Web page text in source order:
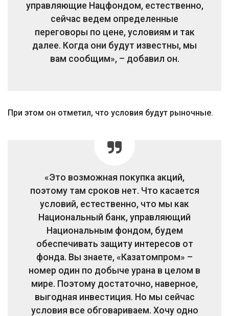
управляющие Нацфондом, естественно,
сейчас ведем определенные
переговоры по цене, условиям и так
далее. Когда они будут известны, мы
вам сообщим», – добавил он.
При этом он отметил, что условия будут рыночные.
«Это возможная покупка акций,
поэтому там сроков нет. Что касается
условий, естественно, что мы как
Национальный банк, управляющий
Национальным фондом, будем
обеспечивать защиту интересов от
фонда. Вы знаете, «Казатомпром» –
номер один по добыче урана в целом в
мире. Поэтому достаточно, наверное,
выгодная инвестиция. Но мы сейчас
условия все обговариваем. Хочу одно